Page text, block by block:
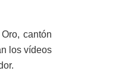
cantón
los vídeos